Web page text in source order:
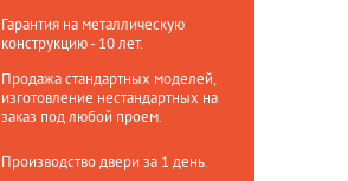
Гарантия на металлическую
конструкцию - 10 лет.
Продажа стандартных моделей,
изготовление нестандартных на
заказ под любой проем.
Производство двери за 1 день.